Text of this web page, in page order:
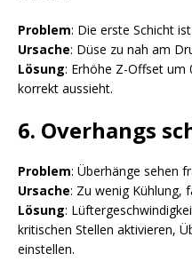
Problem: Die erste Schicht
Ursache: Düse zu nah am
Lösung: Erhöhe Z-Offset um
korrekt aussieht.
6. Overhangs
Problem: Überhänge sehen
Ursache: Zu wenig Kühlung,
Lösung:
kritischen Stellen aktivieren,
einstellen.